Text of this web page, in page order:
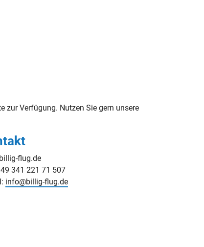
zur Verfügung. Nutzen Sie gern unsere
flug.de
341 221 71 507
info@billig-flug.de